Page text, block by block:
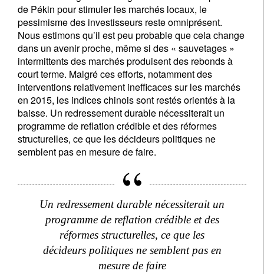
de Pékin pour stimuler les marchés locaux, le
pessimisme des investisseurs reste omniprésent.
Nous estimons qu’il est peu probable que cela change
dans un avenir proche, même si des « sauvetages »
intermittents des marchés produisent des rebonds à
court terme. Malgré ces efforts, notamment des
interventions relativement inefficaces sur les marchés
en 2015, les indices chinois sont restés orientés à la
baisse. Un redressement durable nécessiterait un
programme de reflation crédible et des réformes
structurelles, ce que les décideurs politiques ne
semblent pas en mesure de faire.
Un redressement durable nécessiterait un
programme de reflation crédible et des
réformes structurelles, ce que les
décideurs politiques ne semblent pas en
mesure de faire